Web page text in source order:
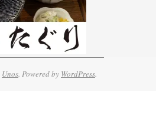
Unos. Powered by WordPress.